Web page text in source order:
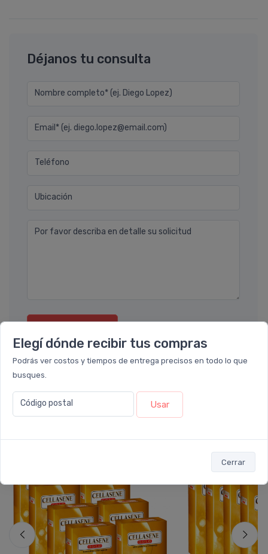
Elegí dónde recibir tus compras
Podrás ver costos y tiempos de entrega precisos en todo lo que
busques.
Código postal Usar
Cerrar
Déjanos tu consulta
Nombre completo* (ej. Diego Lopez)
Email* (ej. diego.lopez@email.com)
Teléfono
Ubicación
Por favor describa en detalle su solicitud
También te recomendamos...